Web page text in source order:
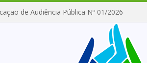
de Audiência Pública Nº 01/2026